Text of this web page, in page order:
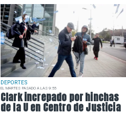
DEPORTES
EL MARTES PASADO A LAS 9:55
Clark increpado por hinchas
de la U en Centro de Justicia